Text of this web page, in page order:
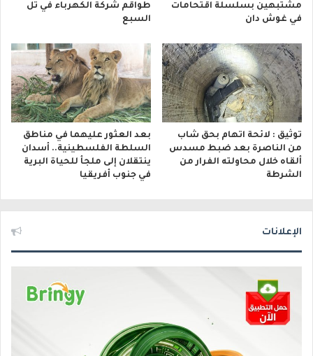
مشتبهين بسلسلة اقتحامات
في غوش دان
طواقم شركة الكهرباء في تل
السبع
توثيق : لائحة اتهام بحق شاب
من الناصرة بعد ضبط مسدس
ألقاه خلال محاولته الفرار من
الشرطة
بعد العثور عليهما في مناطق
السلطة الفلسطينية.. أسدان
ينتقلان إلى ملجأ للحياة البرية
في جنوب أفريقيا
الإعلانات